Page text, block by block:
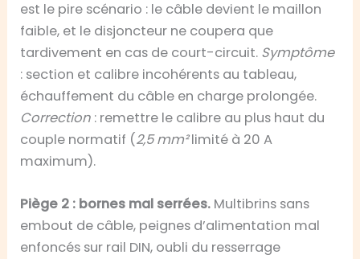
est le pire scénario : le câble devient le maillon
faible, et le disjoncteur ne coupera que
tardivement en cas de court-circuit. Symptôme
: section et calibre incohérents au tableau,
échauffement du câble en charge prolongée.
Correction : remettre le calibre au plus haut du
couple normatif (2,5 mm²limité à 20 A
maximum).
Piège 2 : bornes mal serrées. Multibrins sans
embout de câble, peignes d’alimentation mal
enfoncés sur rail DIN, oubli du resserrage